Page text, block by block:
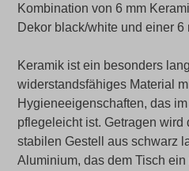
Kombination von 6 mm
Dekor black/white und einer 6
Keramik ist ein besonders
widerstandsfähiges Material
Hygieneeigenschaften, das
pflegeleicht ist. Getragen wird
stabilen Gestell aus schwarz
Aluminium, das dem Tisch ein